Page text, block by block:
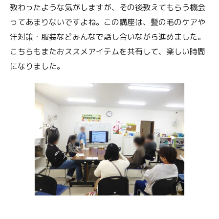
教わったような気がしますが、その後教えてもらう機会
ってあまりないですよね。この講座は、髪の毛のケアや
汗対策・服装などみんなで話し合いながら進めました。
こちらもまたおススメアイテムを共有して、楽しい時間
になりました。